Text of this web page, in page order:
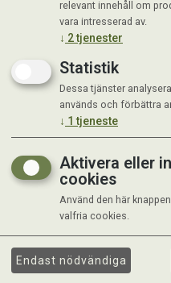
relevant innehåll om
vara intresserad av.
↓ 2tjenester
Statistik
Dessa tjänster
används och förbättra
↓ 1 tjeneste
Aktivera eller
cookies
Använd den här
valfria cookies.
Endast nödvändiga